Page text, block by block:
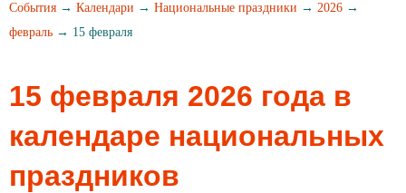
События → Календари → Национальные праздники → 2026 →
февраль → 15 февраля
15 февраля 2026 года в
календаре национальных
праздников